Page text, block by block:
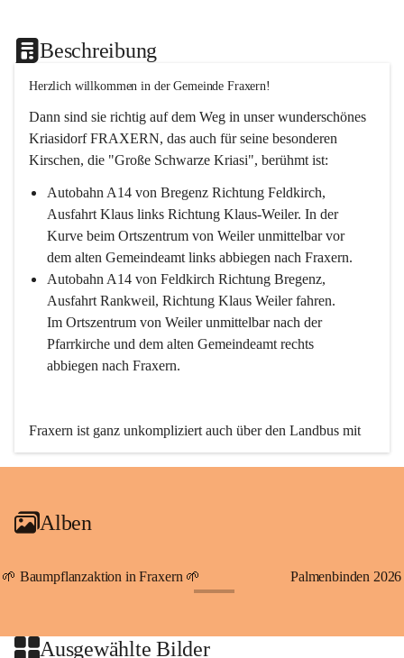
Beschreibung
Herzlich willkommen in der Gemeinde Fraxern!
Dann sind sie richtig auf dem Weg in unser wunderschönes
Kriasidorf FRAXERN, das auch für seine besonderen
Kirschen, die "Große Schwarze Kriasi", berühmt ist:
Autobahn A14 von Bregenz Richtung Feldkirch,
Ausfahrt Klaus links Richtung Klaus-Weiler. In der
Kurve beim Ortszentrum von Weiler unmittelbar vor
dem alten Gemeindeamt links abbiegen nach Fraxern.
Autobahn A14 von Feldkirch Richtung Bregenz,
Ausfahrt Rankweil, Richtung Klaus Weiler fahren.
Im Ortszentrum von Weiler unmittelbar nach der
Pfarrkirche und dem alten Gemeindeamt rechts
abbiegen nach Fraxern.
Fraxern ist ganz unkompliziert auch über den Landbus mit
den öffentlichen Verkehrsmitteln zu erreichen. Die Linie
An Samstagen, Sonn- und Feiertagen können Sie bequem
persönlichen Linienbus zur gewünschten Zeit zu Ihrer
Haltestelle bestellen. Sowohl von Weiler kommend nach
beide Fahrten Weiler-Fraxern-Weiler.
Alben
🌱 Baumpflanzaktion in Fraxern 🌱 Palmenbinden 2026
Ausgewählte Bilder